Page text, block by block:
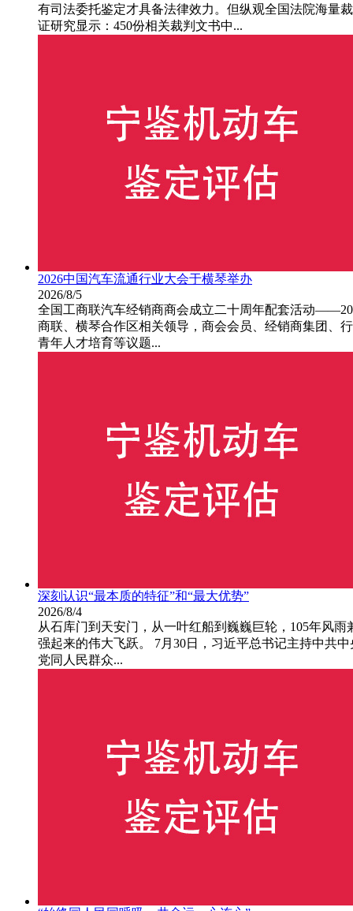
有司法委托鉴定才具备法律效力。但纵观全国法院海量
证研究显示：450份相关裁判文书中...
2026中国汽车流通行业大会于横琴举办
2026/8/5
全国工商联汽车经销商商会成立二十周年配套活动
商联、横琴合作区相关领导，商会会员、经销商集团、
青年人才培育等议题...
深刻认识“最本质的特征”和“最大优势”
2026/8/4
从石库门到天安门，从一叶红船到巍巍巨轮，105年风
强起来的伟大飞跃。 7月30日，习近平总书记主持中共
党同人民群众...